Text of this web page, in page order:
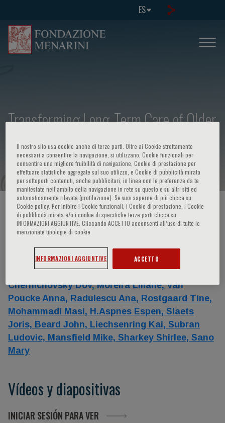
ES
Transforming Long-Term Care of Older
Adults: Towards a Radically New
Vision
HOME PAGE / CURSOS Y EVENTOS / INFORMACION EVENTO
Oradores
Barzilai Nir,Margriet Pot Anne,Brick Yitzhak,
Chernichovsky Dov,Moreira Liliane,Van
Poucke Anna, Radulescu Ana, Rostgaard Tine,
Mohammadi Masi, H.Aspnes Espen, Slaets
Joris, Beard John, Liechsenring Kai, Subran
Ludovic, Mansfield Mike, Sharkey Shirlee, Sano
Mary
Vídeos y diapositivas
INICIAR SESIÓN PARA VER
Il nostro sito usa cookie anche di terze parti. Oltre ai Cookie strettamente
necessari a consentire la navigazione, si utilizzano, Cookie funzionali per
consentire una migliore fruibilità di navigazione, Cookie di prestazione per
effettuare statistiche aggregate sul suo utilizzo, e Cookie di pubblicità mirata
per sottoporti contenuti, anche pubblicitari, in linea con le preferenze da te
manifestate nell‘ambito della navigazione in rete su questo e su altri siti ed
automaticamente rilevate (profilazione). Se vuoi saperne di più clicca su
Cookie policy. Per inibire i Cookie funzionali, i Cookie di prestazione, i Cookie
di pubblicità mirata e/o i cookie di specifiche terze parti clicca su
INFORMAZIONI AGGIUNTIVE. Cliccando ACCETTO acconsenti all’uso di tutte le
menzionate tipologie di cookie.
INFORMAZIONI AGGIUNTIVE ACCETTO